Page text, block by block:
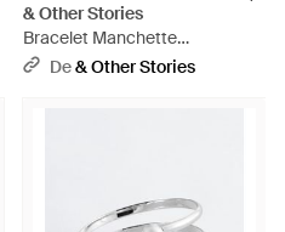
& Other Stories
Bracelet Manchette
Cylindrique - Métallisé
De& Other Stories